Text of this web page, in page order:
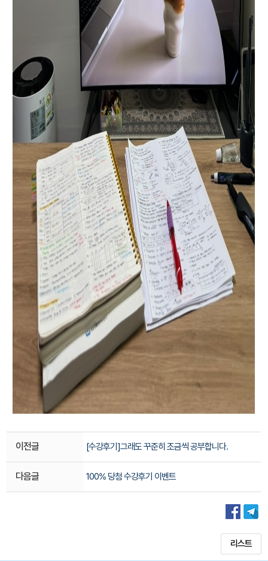
이전글 [수강후기]그래도 꾸준히 조금씩 공부합니다.
다음글 100% 당첨 수강후기 이벤트
리스트